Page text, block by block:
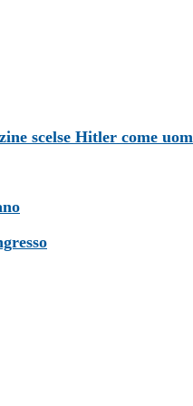
scelse Hitler come